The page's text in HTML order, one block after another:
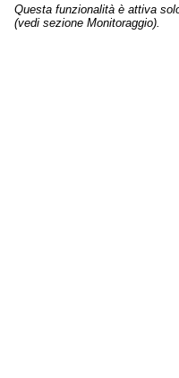
Questa funzionalità è attiva
(vedi sezione Monitoraggio).